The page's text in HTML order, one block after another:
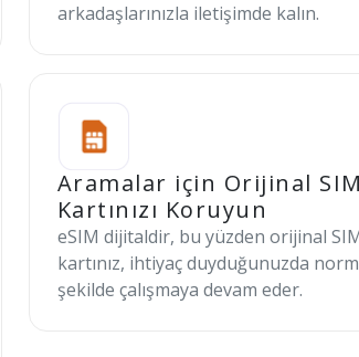
arkadaşlarınızla iletişimde kalın.
Aramalar için Orijinal SIM
Kartınızı Koruyun
eSIM dijitaldir, bu yüzden orijinal
kartınız, ihtiyaç duyduğunuzda
şekilde çalışmaya devam eder.